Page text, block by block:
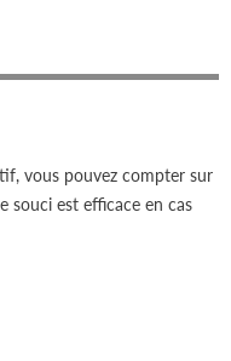
vous pouvez compter sur
souci est efficace en cas